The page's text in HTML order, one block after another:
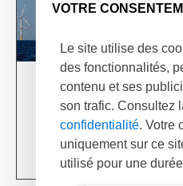
VOTRE
Le site utilise des
des fonctionnalités,
contenu et ses
son trafic. Consultez
confidentialité. Votre
uniquement sur ce
utilisé pour une
03/06/24
XSun & TotalEnergies on
USA